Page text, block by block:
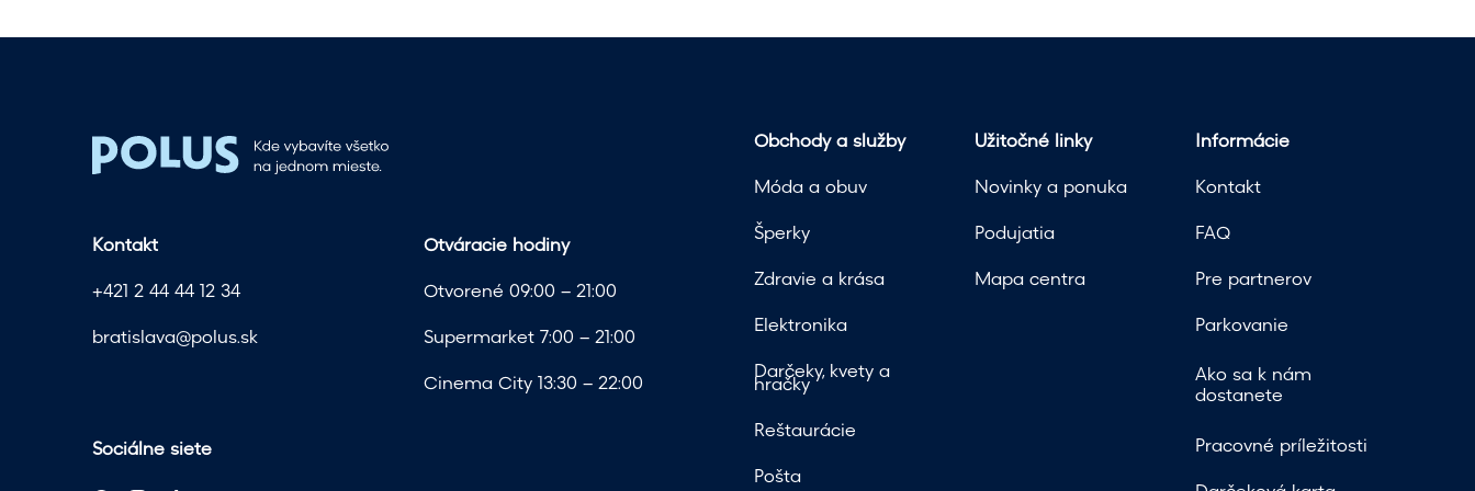
Kontakt
+421 2 44 44 12 34
bratislava@polus.sk
Sociálne siete
Otváracie hodiny
Otvorené 09:00 – 21:00
Supermarket 7:00 – 21:00
Cinema City 13:30 – 22:00
Obchody a služby
Móda a obuv
Šperky
Zdravie a krása
Elektronika
Darčeky, kvety a
hračky
Reštaurácie
Pošta
Užitočné linky
Novinky a ponuka
Podujatia
Mapa centra
Informácie
Kontakt
FAQ
Pre partnerov
Parkovanie
Ako sa k nám
dostanete
Pracovné príležitosti